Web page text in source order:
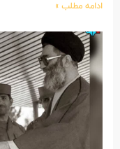
ادامه مطلب »